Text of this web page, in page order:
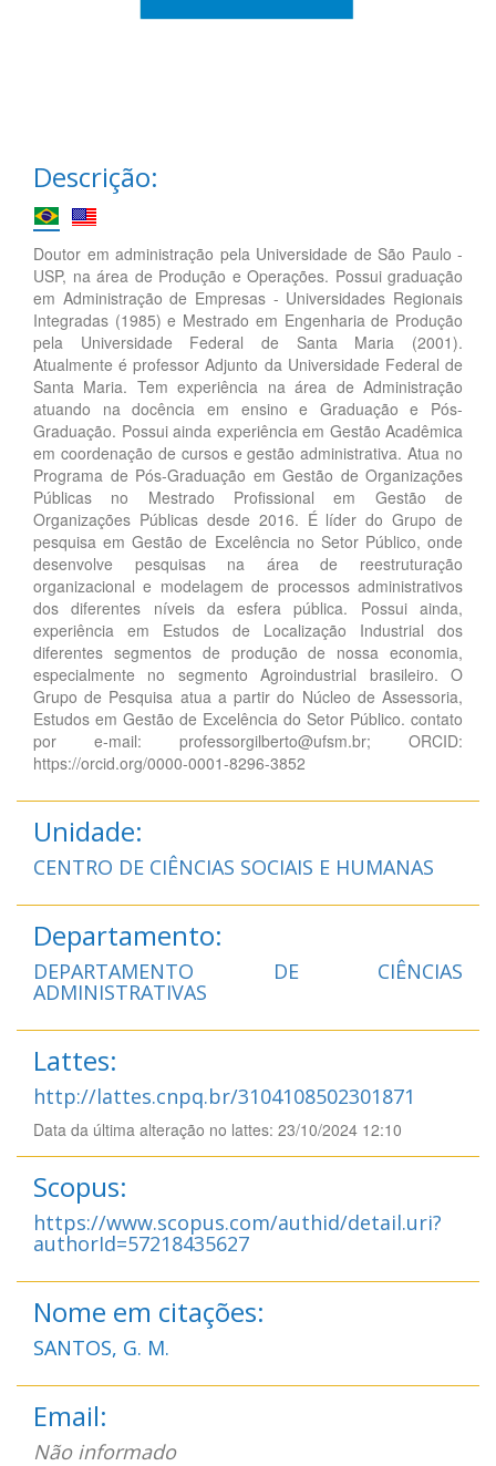
Descrição:
Doutor em administração pela Universidade de São Paulo -
USP, na área de Produção e Operações. Possui graduação
em Administração de Empresas - Universidades Regionais
Integradas (1985) e Mestrado em Engenharia de Produção
pela Universidade Federal de Santa Maria (2001).
Atualmente é professor Adjunto da Universidade Federal de
Santa Maria. Tem experiência na área de Administração
atuando na docência em ensino e Graduação e Pós-
Graduação. Possui ainda experiência em Gestão Acadêmica
em coordenação de cursos e gestão administrativa. Atua no
Programa de Pós-Graduação em Gestão de Organizações
Públicas no Mestrado Profissional em Gestão de
Organizações Públicas desde 2016. É líder do Grupo de
pesquisa em Gestão de Excelência no Setor Público, onde
desenvolve pesquisas na área de reestruturação
organizacional e modelagem de processos administrativos
dos diferentes níveis da esfera pública. Possui ainda,
experiência em Estudos de Localização Industrial dos
diferentes segmentos de produção de nossa economia,
especialmente no segmento Agroindustrial brasileiro. O
Grupo de Pesquisa atua a partir do Núcleo de Assessoria,
Estudos em Gestão de Excelência do Setor Público. contato
por e-mail: professorgilberto@ufsm.br; ORCID:
https://orcid.org/0000-0001-8296-3852
Unidade:
CENTRO DE CIÊNCIAS SOCIAIS E HUMANAS
Departamento:
DEPARTAMENTO DE CIÊNCIAS
ADMINISTRATIVAS
Lattes:
http://lattes.cnpq.br/3104108502301871
Data da última alteração no lattes: 23/10/2024 12:10
Scopus:
https://www.scopus.com/authid/detail.uri?
authorId=57218435627
Nome em citações:
SANTOS, G. M.
Email:
Não informado